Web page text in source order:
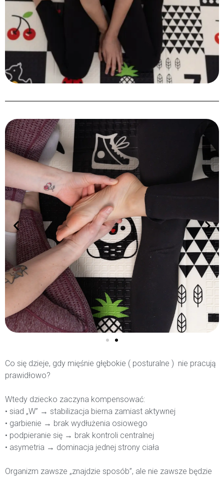
Co się dzieje, gdy mięśnie głębokie ( posturalne ) nie pracują
prawidłowo?
Wtedy dziecko zaczyna kompensować:
• siad „W” → stabilizacja bierna zamiast aktywnej
• garbienie → brak wydłużenia osiowego
• podpieranie się → brak kontroli centralnej
• asymetria → dominacja jednej strony ciała
Organizm zawsze „znajdzie sposób”, ale nie zawsze będzie